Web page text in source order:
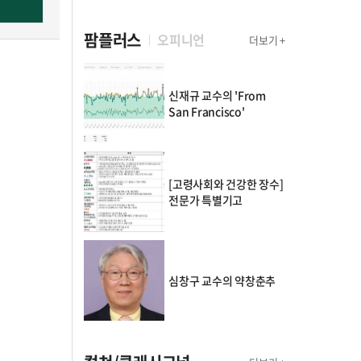
팜플러스 오피니언 더보기 +
신재규 교수의 'From
San Francisco'
[고령사회와 건강한 장수]
전문가 특별기고
심창구 교수의 약창춘추